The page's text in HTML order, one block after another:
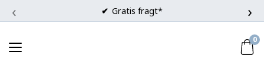
Gratis fragt*
‹ ›
0